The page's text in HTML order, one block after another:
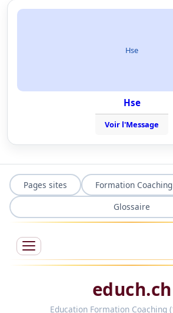
Hse
Hse
Voir l'Message
Pages sites Formation Coaching
Glossaire
educh.ch
Education Formation Coaching